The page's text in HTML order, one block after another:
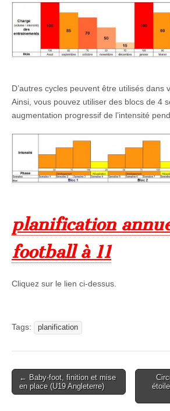
D’autres cycles peuvent être utilisés dans
Ainsi, vous pouvez utiliser des blocs de 4
augmentation progressif de l’intensité
planification
football à 11
Cliquez sur le lien ci-dessus.
Tags: planification
Post
navigation
← Baby-foot, finition et mise
en place (U19 Angleterre)